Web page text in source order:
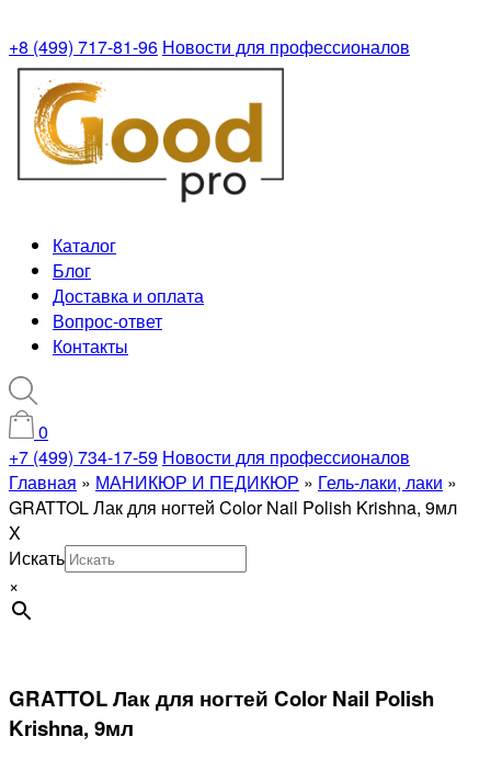
+8 (499) 717-81-96 Новости для профессионалов
Каталог
Блог
Доставка и оплата
Вопрос-ответ
Контакты
0
+7 (499) 734-17-59 Новости для профессионалов
Главная » МАНИКЮР И ПЕДИКЮР » Гель-лаки, лаки »
GRATTOL Лак для ногтей Color Nail Polish Krishna, 9мл
X
Искать
×
GRATTOL Лак для ногтей Color Nail Polish
Krishna, 9мл